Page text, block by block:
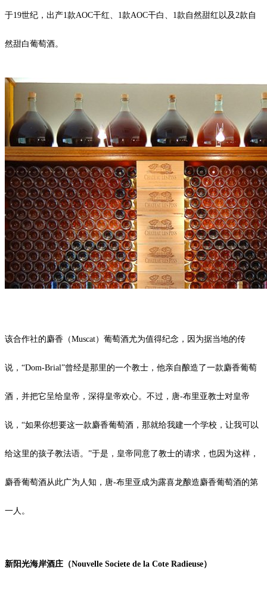
于19世纪，出产1款AOC干红、1款AOC干白、1款自然甜红以及2款自
然甜白葡萄酒。
该合作社的麝香（Muscat）葡萄酒尤为值得纪念，因为据当地的传
说，“Dom-Brial”曾经是那里的一个教士，他亲自酿造了一款麝香葡萄
酒，并把它呈给皇帝，深得皇帝欢心。不过，唐-布里亚教士对皇帝
说，“如果你想要这一款麝香葡萄酒，那就给我建一个学校，让我可以
给这里的孩子教法语。”于是，皇帝同意了教士的请求，也因为这样，
麝香葡萄酒从此广为人知，唐-布里亚成为露喜龙酿造麝香葡萄酒的第
一人。
新阳光海岸酒庄（Nouvelle Societe de la Cote Radieuse）